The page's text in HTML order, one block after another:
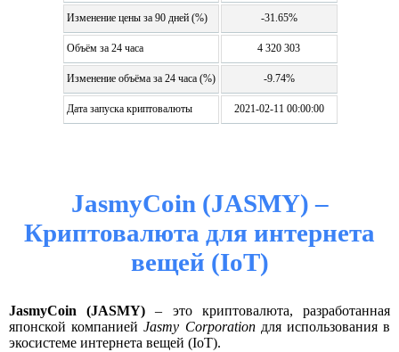
Изменение цены за 90 дней (%) -31.65%
Объём за 24 часа 4 320 303
Изменение объёма за 24 часа (%) -9.74%
Дата запуска криптовалюты 2021-02-11 00:00:00
JasmyCoin (JASMY) –
Криптовалюта для интернета
вещей (IoT)
JasmyCoin (JASMY) – это криптовалюта, разработанная
японской компаниейJasmy Corporationдля использования в
экосистеме интернета вещей (IoT).